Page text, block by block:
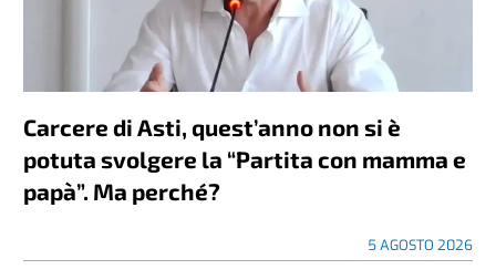
Carcere di Asti, quest’anno non si è
potuta svolgere la “Partita con mamma e
papà”. Ma perché?
5 AGOSTO 2026